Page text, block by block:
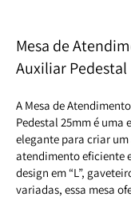
Mesa de
Auxiliar Pedestal
A Mesa de
Pedestal 25mm é uma
elegante para criar
atendimento eficiente
design em “L”,
variadas, essa mesa